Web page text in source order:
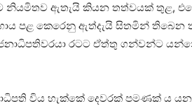
නියමිතව ඇතැයි කියන තත්වයක් තුළ,
පළ කෙරෙනු ඇත්දැයි සිතමින් තිබෙන
රටට ඒත්තු ගන්වන්ට
විය හැක්කේ දෙවරක් පමණක් ය යන